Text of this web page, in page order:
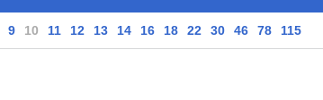
9 10 11 12 13 14 16 18 22 30 46 78 115